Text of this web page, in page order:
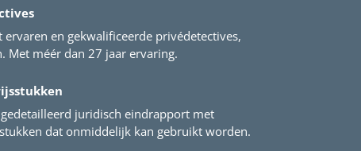
ervaren en gekwalificeerde privédetectives,
Met méér dan 27 jaar ervaring.
juridisch eindrapport met
dat onmiddelijk kan gebruikt worden.